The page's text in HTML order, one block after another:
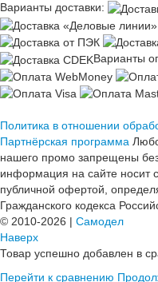
Варианты доставки:
Варианты
Политика в отношении
Партнёрская программа
нашего промо запрещены
информация на сайте носит
публичной офертой,
Гражданского кодекса
© 2010-2026 | Самодел
Наверх
Товар успешно добавлен в
Перейти к сравнению